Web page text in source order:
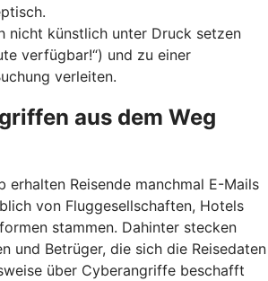
nicht künstlich unter Druck setzen
verfügbar!“) und zu einer
verleiten.
aus dem Weg
erhalten Reisende manchmal E-Mails
von Fluggesellschaften, Hotels
stammen. Dahinter stecken
und Betrüger, die sich die Reisedaten
über Cyberangriffe beschafft